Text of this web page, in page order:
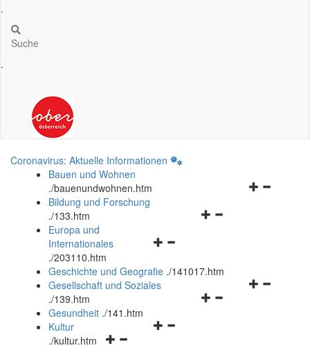
.
Suche
.
Coronavirus: Aktuelle Informationen
Bauen und Wohnen
./bauenundwohnen.htm
Navigationsmenü
Bildung und Forschung
./133.htm
Navigationsmenü
und
schließen
Europa und
Internationales
./203110.htm
Geschichte und Geografie ./141017.htm
Navigationsmenü
Gesellschaft und Soziales
./139.htm
Navigationsmenü
Gesundheit ./141.htm
Navigationsmenü
Kultur
./kultur.htm